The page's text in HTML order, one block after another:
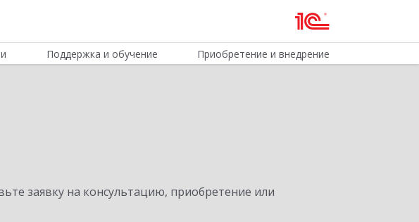
Поддержка и обучение Приобретение и внедрение
заявку на консультацию, приобретение или